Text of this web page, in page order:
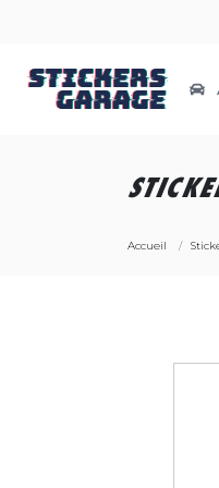
Accueil